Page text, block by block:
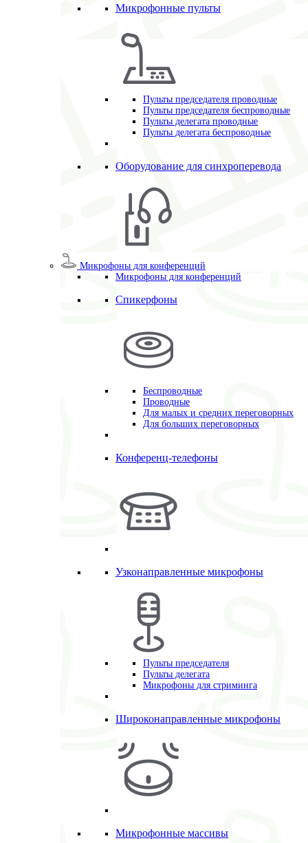
Микрофонные пульты
Пульты председателя проводные
Пульты председателя беспроводные
Пульты делегата проводные
Пульты делегата беспроводные
Оборудование для синхроперевода
Микрофоны для конференций
Микрофоны для конференций
Спикерфоны
Беспроводные
Проводные
Для малых и средних переговорных
Для больших переговорных
Конференц-телефоны
Узконаправленные микрофоны
Пульты председателя
Пульты делегата
Микрофоны для стриминга
Широконаправленные микрофоны
Микрофонные массивы